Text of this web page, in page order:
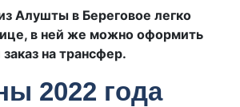
Алушты в Береговое легко
в ней же можно оформить
на трансфер.
2022 года